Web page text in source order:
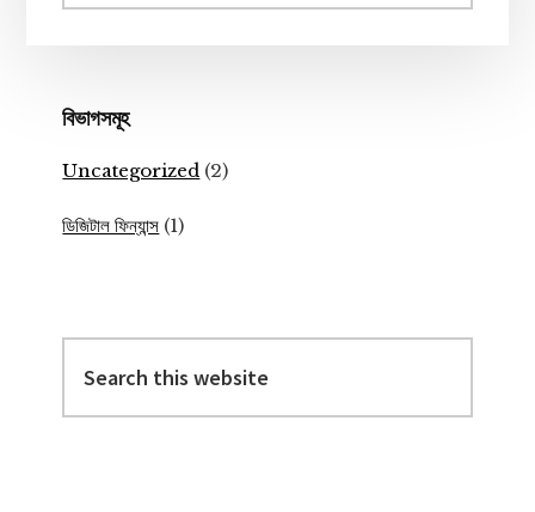
website
বিভাগসমূহ
Uncategorized (2)
ডিজিটাল ফিন্যান্স (1)
this
website